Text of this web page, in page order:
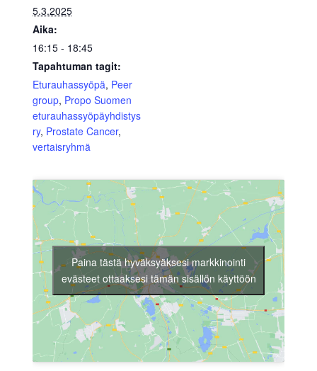
5.3.2025
Aika:
16:15 - 18:45
Tapahtuman tagit:
Eturauhassyöpä, Peer
group, Propo Suomen
eturauhassyöpäyhdistys
ry, Prostate Cancer,
vertaisryhmä
Paina tästä hyväksyäksesi markkinointi
evästeet ottaaksesi tämän sisällön käyttöön